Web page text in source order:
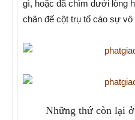
gì, hoặc đã chìm dưới lòng
chân đế cột trụ tố cáo sự
Những thứ còn lại